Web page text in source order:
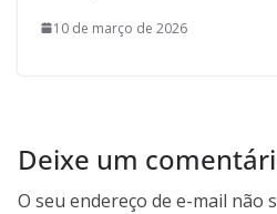
10 de março de 2026
Deixe um
O seu endereço de e-mail não